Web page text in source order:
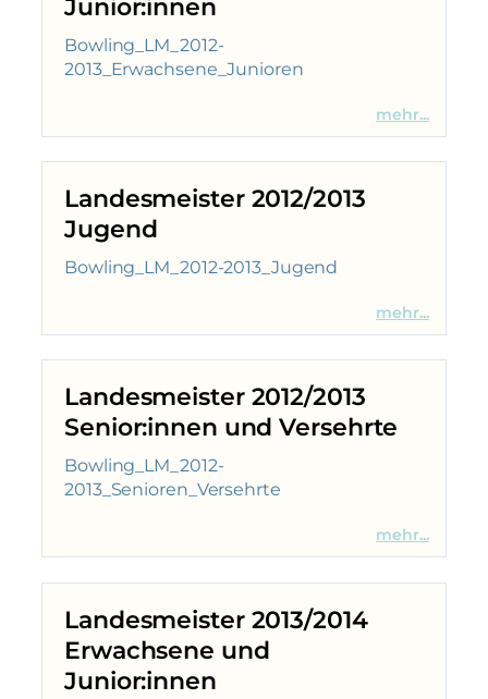
Junior:innen
Bowling_LM_2012-
2013_Erwachsene_Junioren
mehr...
Landesmeister 2012/2013
Jugend
Bowling_LM_2012-2013_Jugend
mehr...
Landesmeister 2012/2013
Senior:innen und Versehrte
Bowling_LM_2012-
2013_Senioren_Versehrte
mehr...
Landesmeister 2013/2014
Erwachsene und
Junior:innen